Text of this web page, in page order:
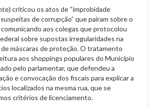
criticou os atos de “improbidade
de corrupção” que pairam sobre o
aos colegas que protocolou
sobre supostas irregularidades na
máscaras de proteção. O tratamento
aos shoppings populares do Município
pelo parlamentar, que defendeu a
e convocação dos fiscais para explicar a
localizados na mesma rua, que se
critérios de licenciamento.